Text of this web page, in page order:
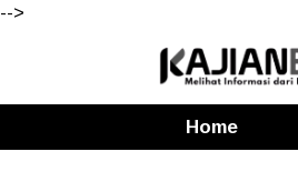
-->
Home